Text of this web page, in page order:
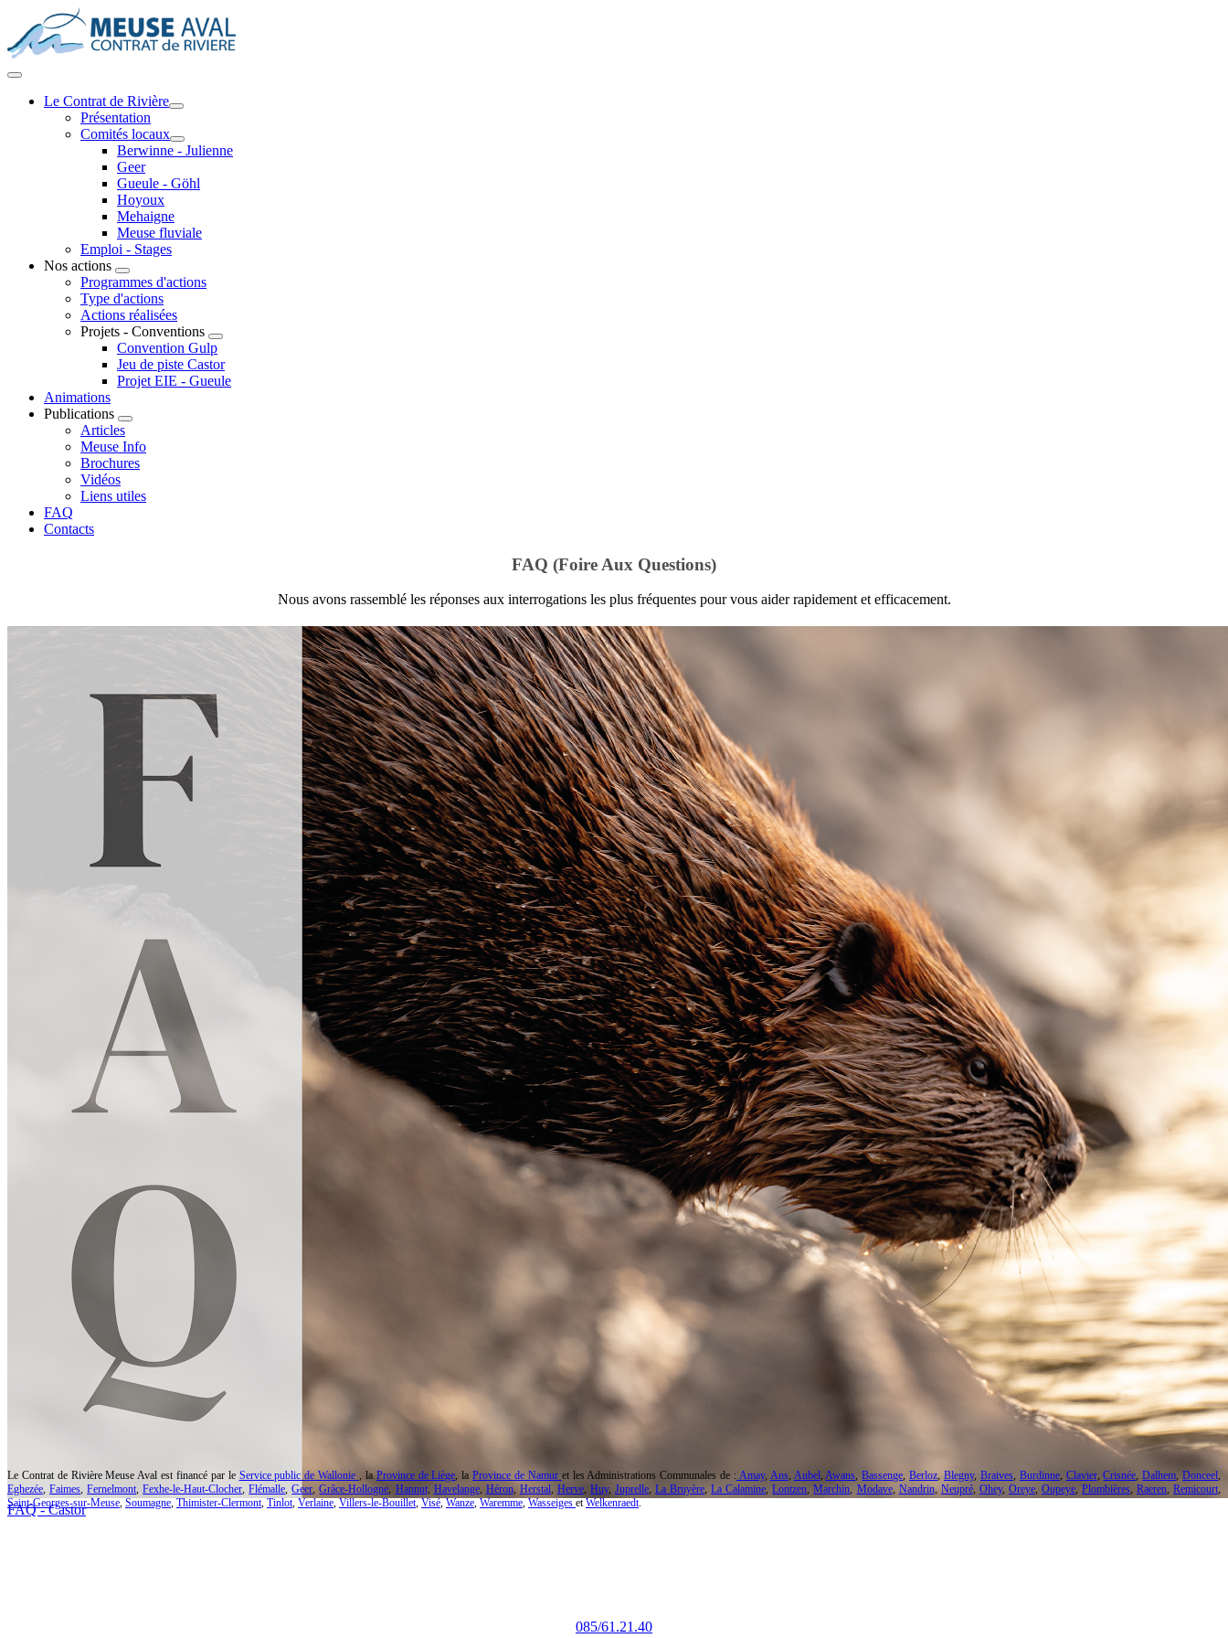
Le Contrat de Rivière
Présentation
Comités locaux
Berwinne - Julienne
Geer
Gueule - Göhl
Hoyoux
Mehaigne
Meuse fluviale
Emploi - Stages
Nos actions
Programmes d'actions
Type d'actions
Actions réalisées
Projets - Conventions
Convention Gulp
Jeu de piste Castor
Projet EIE - Gueule
Animations
Publications
Articles
Meuse Info
Brochures
Vidéos
Liens utiles
FAQ
Contacts
FAQ (Foire Aux Questions)
Nous avons rassemblé les réponses aux interrogations les plus fréquentes pour vous aider rapidement et efficacement.
FAQ - Castor
Le Contrat de Rivière Meuse Aval est financé par le Service public de Wallonie , laProvince de Liège, laProvince de Namur et les Administrations Communales de :Amay, Ans, Aubel,Awans,Bassenge,Berloz, Blegny, Braives, Burdinne, Clavier,Crisnée,Dalhem,Donceel,
Eghezée,Faimes,Fernelmont,Fexhe-le-Haut-Clocher,Flémalle,Geer,Grâce-Hollogne, Hannut, Havelange, Héron, Herstal, Herve, Huy,Juprelle,La Bruyère,La Calamine,Lontzen,Marchin, Modave, Nandrin, Neupré, Ohey, Oreye, Oupeye,Plombières,Raeren,Remicourt,
Saint-Georges-sur-Meuse, Soumagne, Thimister-Clermont, Tinlot, Verlaine, Villers-le-Bouillet, Visé, Wanze, Waremme, Wasseiges etWelkenraedt.
085/61.21.40